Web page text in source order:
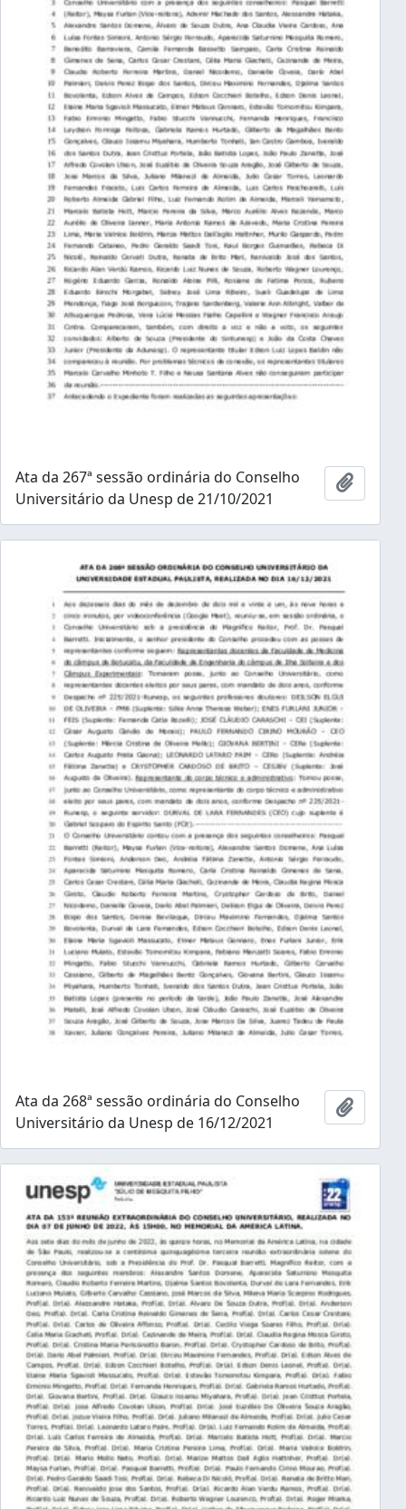
Ata da 267ª sessão ordinária do Conselho
Universitário da Unesp de 21/10/2021
Ata da 268ª sessão ordinária do Conselho
Universitário da Unesp de 16/12/2021